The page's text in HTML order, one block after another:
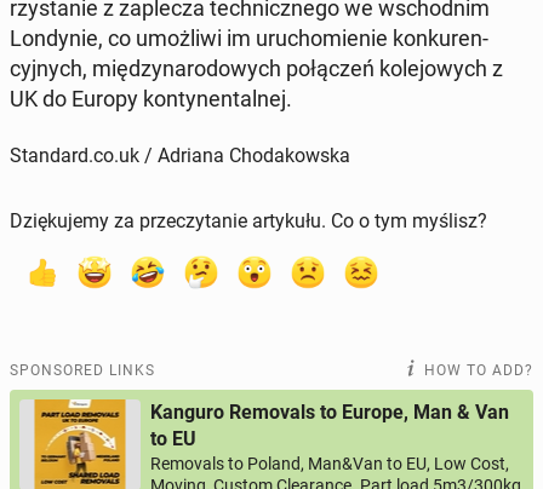
rzys­tanie z zaplecza tech­nicznego we wschod­nim
Lon­dynie, co umożli­wi im uru­chomie­nie konkuren­
cyjnych, między­nar­o­dowych połączeń kole­jowych z
UK do Europy kon­ty­nen­tal­nej.
Standard.co.uk / Adriana Chodakowska
Dziękujemy za przeczytanie artykułu. Co o tym myślisz?
SPONSORED LINKS HOW TO ADD?
Kanguro Removals to Europe, Man & Van
to EU
Removals to Poland, Man&Van to EU, Low Cost,